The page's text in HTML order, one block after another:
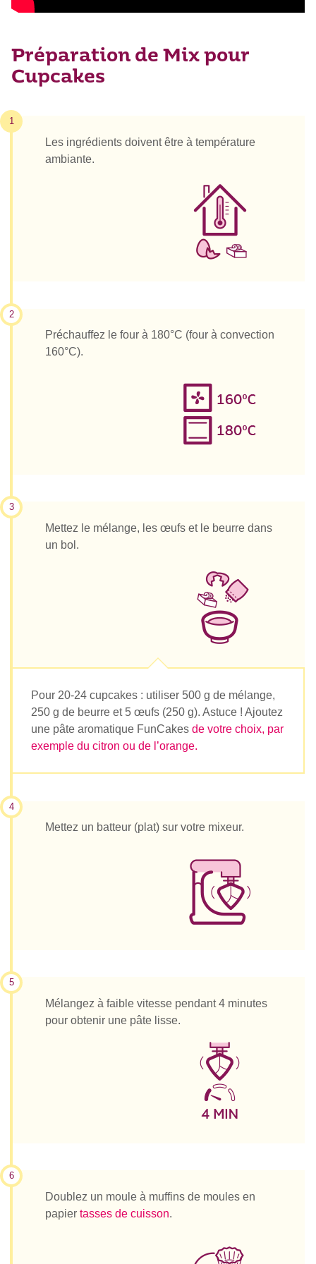
Préparation de Mix pour
Cupcakes
1
Les ingrédients doivent être à température
ambiante.
2
Préchauffez le four à 180°C (four à convection
160°C).
3
Mettez le mélange, les œufs et le beurre dans
un bol.
Pour 20-24 cupcakes : utiliser 500 g de mélange,
250 g de beurre et 5 œufs (250 g). Astuce ! Ajoutez
une pâte aromatique FunCakes de votre choix, par
exemple du citron ou de l’orange.
4
Mettez un batteur (plat) sur votre mixeur.
5
Mélangez à faible vitesse pendant 4 minutes
pour obtenir une pâte lisse.
6
Doublez un moule à muffins de moules en
papier tasses de cuisson.